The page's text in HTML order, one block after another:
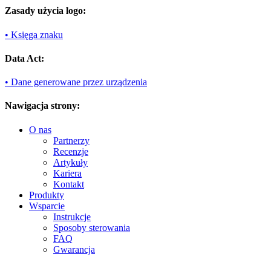
Zasady użycia logo:
• Księga znaku
Data Act:
• Dane generowane przez urządzenia
Nawigacja strony:
O nas
Partnerzy
Recenzje
Artykuły
Kariera
Kontakt
Produkty
Wsparcie
Instrukcje
Sposoby sterowania
FAQ
Gwarancja